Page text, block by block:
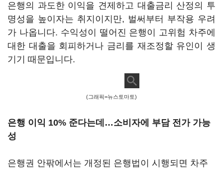
은행의 과도한 이익을 견제하고 대출금리 산정의 투
명성을 높이자는 취지이지만, 벌써부터 부작용 우려
가 나옵니다. 수익성이 떨어진 은행이 고위험 차주에
대한 대출을 회피하거나 금리를 재조정할 유인이 생
기기 때문입니다.
(그래픽=뉴스토마토)
은행 이익 10% 준다는데…소비자에 부담 전가 가능
성
은행권 안팎에서는 개정된 은행법이 시행되면 차주